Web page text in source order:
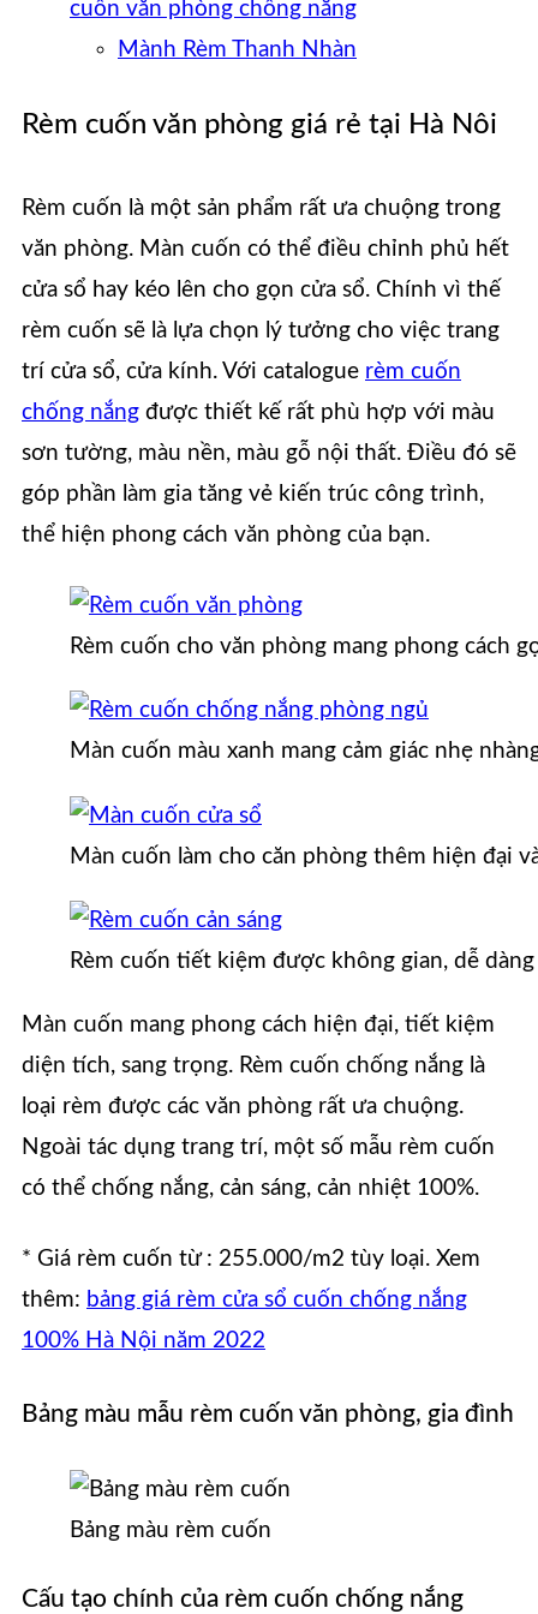
cuốn văn phòng chống nắng
Mành Rèm Thanh Nhàn
Rèm cuốn văn phòng giá rẻ tại Hà Nôi
Rèm cuốn là một sản phẩm rất ưa chuộng trong
văn phòng. Màn cuốn có thể điều chỉnh phủ hết
cửa sổ hay kéo lên cho gọn cửa sổ. Chính vì thế
rèm cuốn sẽ là lựa chọn lý tưởng cho việc trang
trí cửa sổ, cửa kính. Với catalogue rèm cuốn
chống nắng được thiết kế rất phù hợp với màu
sơn tường, màu nền, màu gỗ nội thất. Điều đó sẽ
góp phần làm gia tăng vẻ kiến trúc công trình,
thể hiện phong cách văn phòng của bạn.
Rèm cuốn cho văn phòng mang phong cách
Màn cuốn màu xanh mang cảm giác nhẹ
Màn cuốn làm cho căn phòng thêm hiện đại
Rèm cuốn tiết kiệm được không gian, dễ
Màn cuốn mang phong cách hiện đại, tiết kiệm
diện tích, sang trọng. Rèm cuốn chống nắng là
loại rèm được các văn phòng rất ưa chuộng.
Ngoài tác dụng trang trí, một số mẫu rèm cuốn
có thể chống nắng, cản sáng, cản nhiệt 100%.
* Giá rèm cuốn từ : 255.000/m2 tùy loại. Xem
thêm: bảng giá rèm cửa sổ cuốn chống nắng
100% Hà Nội năm 2022
Bảng màu mẫu rèm cuốn văn phòng, gia đình
Bảng màu rèm cuốn
Cấu tạo chính của rèm cuốn chống nắng